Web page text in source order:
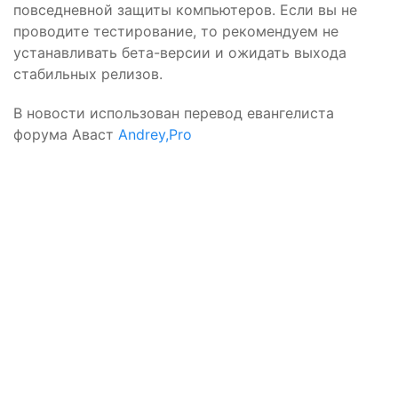
повседневной защиты компьютеров. Если вы не
проводите тестирование, то рекомендуем не
устанавливать бета-версии и ожидать выхода
стабильных релизов.
В новости использован перевод евангелиста
форума Аваст Andrey,Pro